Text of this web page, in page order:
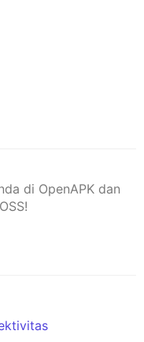
di OpenAPK dan